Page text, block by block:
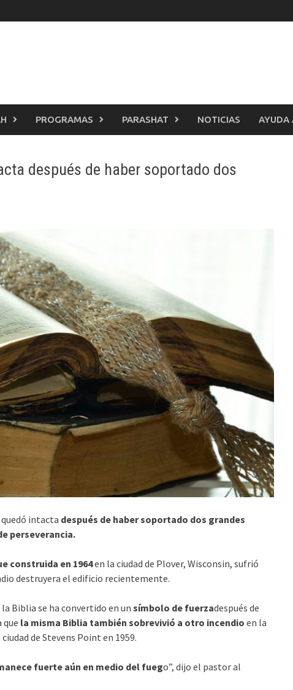
PROGRAMAS PARASHAT NOTICIAS AYUDA
después de haber soportado dos
quedó intacta después de haber soportado dos grandes
perseverancia.
construida en 1964en la ciudad de Plover, Wisconsin, sufrió
destruyera el edificio recientemente.
la Biblia se ha convertido en un símbolo de fuerzadespués de
que la misma Biblia también sobrevivió a otro incendio en la
de Stevens Point en 1959.
fuerte aún en medio del fuego”, dijo el pastor al